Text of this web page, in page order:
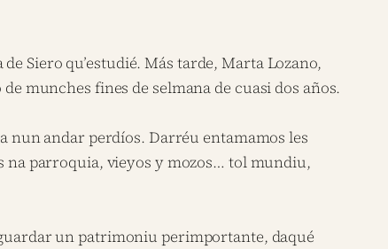
Siero qu’estudié. Más tarde, Marta Lozano,
munches fines de selmana de cuasi dos años.
nun andar perdíos. Darréu entamamos les
na parroquia, vieyos y mozos… tol mundiu,
un patrimoniu perimportante, daqué